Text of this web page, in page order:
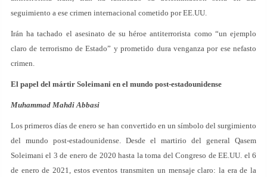
seguimiento a ese crimen internacional cometido por EE.UU.
Irán ha tachado el asesinato de su héroe antiterrorista como “un ejemplo
claro de terrorismo de Estado” y prometido dura venganza por ese nefasto
crimen.
El papel del mártir Soleimani en el mundo post-estadounidense
Muhammad Mahdi Abbasi
Los primeros días de enero se han convertido en un símbolo del surgimiento
del mundo post-estadounidense. Desde el martirio del general Qasem
Soleimani el 3 de enero de 2020 hasta la toma del Congreso de EE.UU. el 6
de enero de 2021, estos eventos transmiten un mensaje claro: la era de la